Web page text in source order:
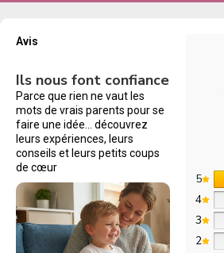
Avis
Ils nous font confiance
Parce que rien ne vaut les
mots de vrais parents pour se
faire une idée… découvrez
leurs expériences, leurs
conseils et leurs petits coups
de cœur
5
4
3
2